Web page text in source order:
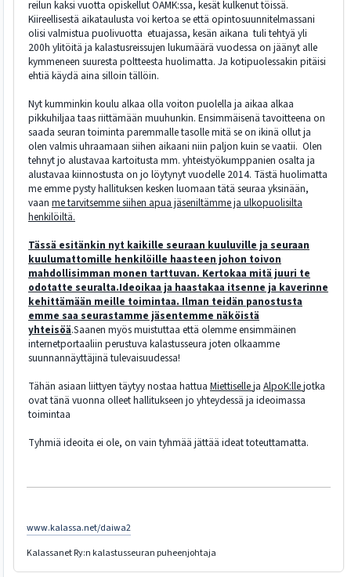
reilun kaksi vuotta opiskellut OAMK:ssa, kesät kulkenut töissä.
Kiireellisestä aikataulusta voi kertoa se että opintosuunnitelmassani
olisi valmistua puolivuotta etuajassa, kesän aikana tuli tehtyä yli
200h ylitöitä ja kalastusreissujen lukumäärä vuodessa on jäänyt alle
kymmeneen suuresta poltteesta huolimatta. Ja kotipuolessakin pitäisi
ehtiä käydä aina silloin tällöin.
Nyt kumminkin koulu alkaa olla voiton puolella ja aikaa alkaa
pikkuhiljaa taas riittämään muuhunkin. Ensimmäisenä tavoitteena on
saada seuran toiminta paremmalle tasolle mitä se on ikinä ollut ja
olen valmis uhraamaan siihen aikaani niin paljon kuin se vaatii. Olen
tehnyt jo alustavaa kartoitusta mm. yhteistyökumppanien osalta ja
alustavaa kiinnostusta on jo löytynyt vuodelle 2014. Tästä huolimatta
me emme pysty hallituksen kesken luomaan tätä seuraa yksinään,
vaan me tarvitsemme siihen apua jäseniltämme ja ulkopuolisilta
henkilöiltä.
Tässä esitänkin nyt kaikille seuraan kuuluville ja seuraan
kuulumattomille henkilöille haasteen johon toivon
mahdollisimman monen tarttuvan. Kertokaa mitä juuri te
odotatte seuralta.Ideoikaa ja haastakaa itsenne ja kaverinne
kehittämään meille toimintaa. Ilman teidän panostusta
emme saa seurastamme jäsentemme näköistä
yhteisöä.Saanen myös muistuttaa että olemme ensimmäinen
internetportaaliin perustuva kalastusseura joten olkaamme
suunnannäyttäjinä tulevaisuudessa!
Tähän asiaan liittyen täytyy nostaa hattua Miettiselleja AlpoK:llejotka
ovat tänä vuonna olleet hallitukseen jo yhteydessä ja ideoimassa
toimintaa
Tyhmiä ideoita ei ole, on vain tyhmää jättää ideat toteuttamatta.
www.kalassa.net/daiwa2
Kalassanet Ry:n kalastusseuran puheenjohtaja